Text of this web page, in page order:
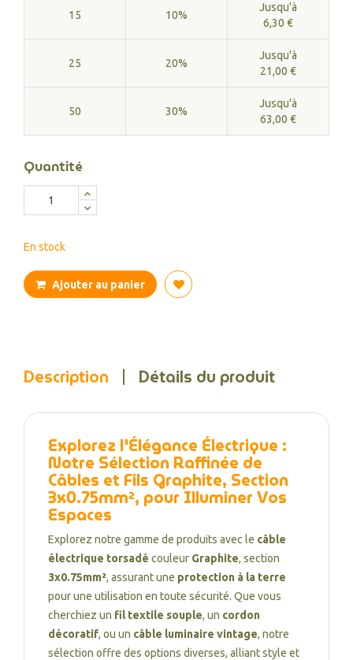
15 10%
Jusqu'à
6,30 €
25 20%
Jusqu'à
21,00 €
50 30%
Jusqu'à
63,00 €
Quantité
En stock
Ajouter au panier
Description Détails du produit
Explorez l'Élégance Électrique :
Notre Sélection Raffinée de
Câbles et Fils Graphite, Section
3x0.75mm², pour Illuminer Vos
Espaces
Explorez notre gamme de produits avec le câble
électrique torsadé couleur Graphite, section
3x0.75mm², assurant une protection à la terre
pour une utilisation en toute sécurité. Que vous
cherchiez un fil textile souple, un cordon
décoratif, ou un câble luminaire vintage, notre
sélection offre des options diverses, alliant style et